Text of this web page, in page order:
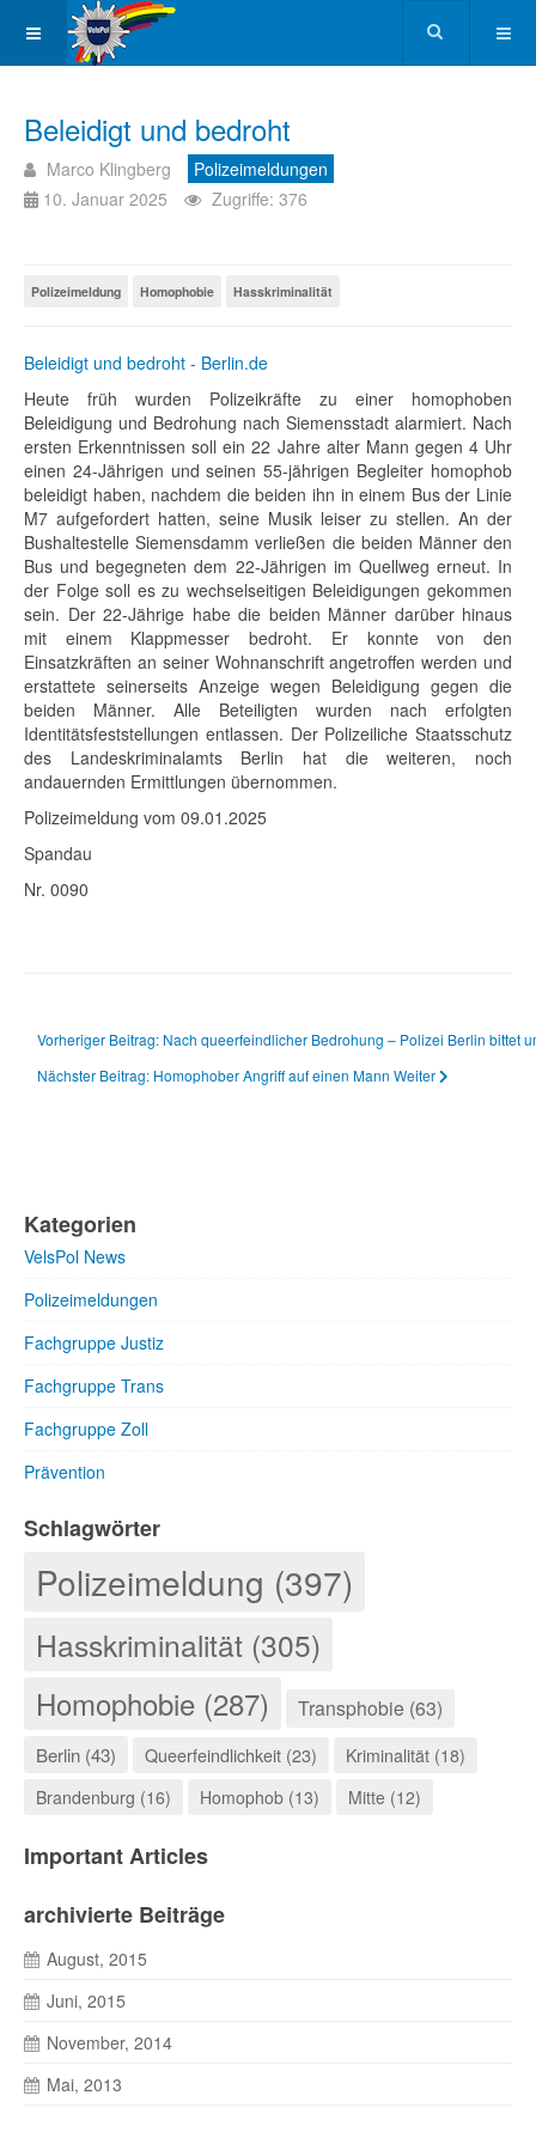
Beleidigt und bedroht
Marco Klingberg
Polizeimeldungen
10. Januar 2025
Zugriffe: 376
Polizeimeldung Homophobie Hasskriminalität
Beleidigt und bedroht - Berlin.de
Heute früh wurden Polizeikräfte zu einer homophoben
Beleidigung und Bedrohung nach Siemensstadt alarmiert. Nach
ersten Erkenntnissen soll ein 22 Jahre alter Mann gegen 4 Uhr
einen 24-Jährigen und seinen 55-jährigen Begleiter homophob
beleidigt haben, nachdem die beiden ihn in einem Bus der Linie
M7 aufgefordert hatten, seine Musik leiser zu stellen. An der
Bushaltestelle Siemensdamm verließen die beiden Männer den
Bus und begegneten dem 22-Jährigen im Quellweg erneut. In
der Folge soll es zu wechselseitigen Beleidigungen gekommen
sein. Der 22-Jährige habe die beiden Männer darüber hinaus
mit einem Klappmesser bedroht. Er konnte von den
Einsatzkräften an seiner Wohnanschrift angetroffen werden und
erstattete seinerseits Anzeige wegen Beleidigung gegen die
beiden Männer. Alle Beteiligten wurden nach erfolgten
Identitätsfeststellungen entlassen. Der Polizeiliche Staatsschutz
des Landeskriminalamts Berlin hat die weiteren, noch
andauernden Ermittlungen übernommen.
Polizeimeldung vom 09.01.2025
Spandau
Nr. 0090
Vorheriger Beitrag: Nach queerfeindlicher Bedrohung – Polizei Berlin bittet
Nächster Beitrag: Homophober Angriff auf einen Mann Weiter
Kategorien
VelsPol News
Polizeimeldungen
Fachgruppe Justiz
Fachgruppe Trans
Fachgruppe Zoll
Prävention
Schlagwörter
Polizeimeldung (397)
Hasskriminalität (305)
Homophobie (287)
Transphobie (63)
Berlin (43) Queerfeindlichkeit (23)
Kriminalität (18)
Brandenburg (16)
Homophob (13) Mitte (12)
Important Articles
archivierte Beiträge
August, 2015
Juni, 2015
November, 2014
Mai, 2013